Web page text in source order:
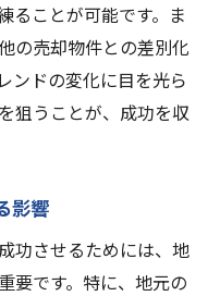
ることが可能です。ま
の売却物件との差別化
ンドの変化に目を光ら
狙うことが、成功を収
影響
功させるためには、地
要です。特に、地元の